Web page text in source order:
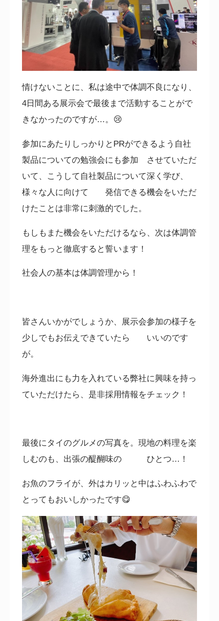
情けないことに、私は途中で体調不良になり、
4日間ある展示会で最後まで活動することがで
きなかったのですが…。 😢
参加にあたりしっかりとPRができるよう自社
製品についての勉強会にも参加 させていただ
いて、こうして自社製品について深く学び、
様々な人に向けて 発信できる機会をいただ
けたことは非常に刺激的でした。
もしもまた機会をいただけるなら、次は体調管
理をもっと徹底すると誓います！
社会人の基本は体調管理から！
皆さんいかがでしょうか、展示会参加の様子を
少しでもお伝えできていたら いいのです
が。
海外進出にも力を入れている弊社に興味を持っ
ていただけたら、是非採用情報をチェック！
最後にタイのグルメの写真を。現地の料理を楽
しむのも、出張の醍醐味の ひとつ…！
お魚のフライが、外はカリッと中はふわふわで
とってもおいしかったです😋